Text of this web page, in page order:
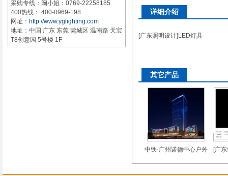
采购专线：阚小姐：0769-22258185
400热线： 400-0969-198
网址： http://www.yglighting.com
地址：中国 广东 东莞 莞城区 温南路 天宝
T8创意园 5号楼 1F
详细介绍
[广东照明设计]LED灯具
其它产品
中铁·广州诺德中心户外
灯
[广